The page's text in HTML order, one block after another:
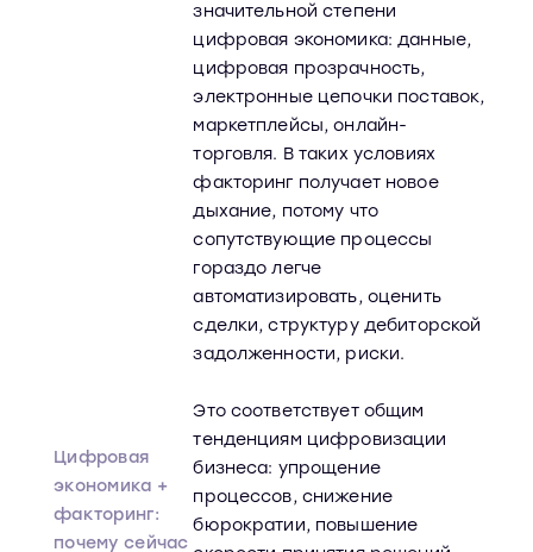
Цифровая
экономика +
факторинг:
почему сейчас
значительной степени
цифровая экономика: данные,
цифровая прозрачность,
электронные цепочки поставок,
маркетплейсы, онлайн-
торговля. В таких условиях
факторинг получает новое
дыхание, потому что
сопутствующие процессы
гораздо легче
автоматизировать, оценить
сделки, структуру дебиторской
задолженности, риски.
Это соответствует общим
тенденциям цифровизации
бизнеса: упрощение
процессов, снижение
бюрократии, повышение